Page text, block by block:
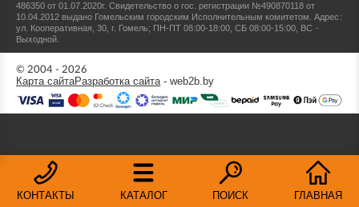
КОНТАКТЫ КАТАЛОГ ПОИСК ГЛАВНАЯ
486350 от 01.07.2020г.Свидетельство о гос. регистрации №490870118 от
10.04.2012 выдано Гомельским городским Исполнительным комитетом.Адрес:
ул. Кооперативная, 30, г. Гомель; ПН-ПТ 08:00-18:00, СБ 08:00-15:00, ВС -
Выходной.
© 2004 - 2026
Карта сайтаРазработка сайта- web2b.by